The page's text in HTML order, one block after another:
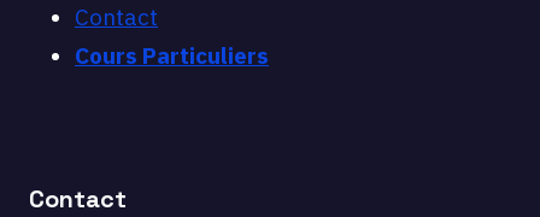
Contact
Cours Particuliers
Contact